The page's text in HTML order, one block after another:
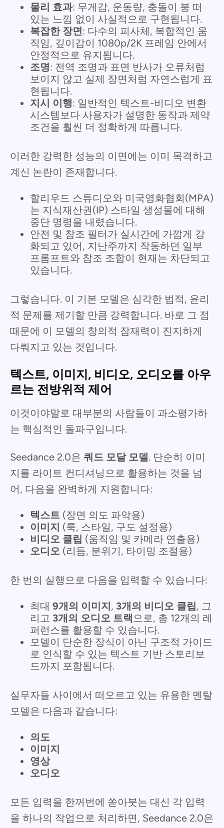
물리 효과: 무게감, 운동량, 충돌이 붕 떠
있는 느낌 없이 사실적으로 구현됩니다.
복잡한 장면: 다수의 피사체, 복합적인 움
직임, 깊이감이 1080p/2K 프레임 안에서
안정적으로 유지됩니다.
조명: 전역 조명과 표면 반사가 오류처럼
보이지 않고 실제 장면처럼 자연스럽게 표
현됩니다.
지시 이행: 일반적인 텍스트-비디오 변환
시스템보다 사용자가 설명한 동작과 제약
조건을 훨씬 더 정확하게 따릅니다.
이러한 강력한 성능의 이면에는 이미 목격하고
계신 논란이 존재합니다.
할리우드 스튜디오와 미국영화협회(MPA)
는 지식재산권(IP) 스타일 생성물에 대해
중단 명령을 내렸습니다.
안전 및 참조 필터가 실시간에 가깝게 강
화되고 있어, 지난주까지 작동하던 일부
프롬프트와 참조 조합이 현재는 차단되고
있습니다.
그렇습니다. 이 기본 모델은 심각한 법적, 윤리
적 문제를 제기할 만큼 강력합니다. 바로 그 점
때문에 이 모델의 창의적 잠재력이 진지하게
다뤄지고 있는 것입니다.
텍스트, 이미지, 비디오, 오디오를 아우
르는 전방위적 제어
이것이야말로 대부분의 사람들이 과소평가하
는 핵심적인 돌파구입니다.
Seedance 2.0은 쿼드 모달 모델. 단순히 이미
지를 라이트 컨디셔닝으로 활용하는 것을 넘
어, 다음을 완벽하게 지원합니다:
텍스트 (장면 의도 파악용)
이미지 (룩, 스타일, 구도 설정용)
비디오 클립 (움직임 및 카메라 연출용)
오디오 (리듬, 분위기, 타이밍 조절용)
한 번의 실행으로 다음을 입력할 수 있습니다:
최대 9개의 이미지, 3개의 비디오 클립, 그
리고 3개의 오디오 트랙으로, 총 12개의 레
퍼런스를 활용할 수 있습니다.
모델이 단순한 장식이 아닌 구조적 가이드
로 인식할 수 있는 텍스트 기반 스토리보
드까지 포함됩니다.
실무자들 사이에서 떠오르고 있는 유용한 멘탈
모델은 다음과 같습니다:
의도
이미지
영상
오디오
모든 입력을 한꺼번에 쏟아붓는 대신 각 입력
을 하나의 작업으로 처리하면, Seedance 2.0은